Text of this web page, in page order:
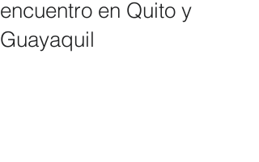
encuentro en Quito y
Guayaquil